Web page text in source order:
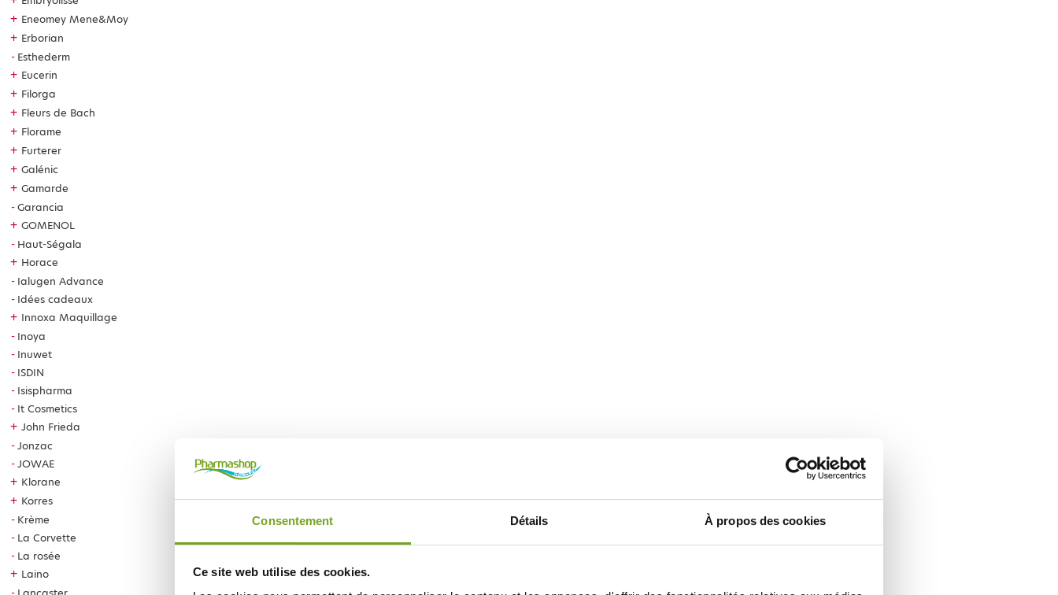
Consentement Détails À propos des cookies
Ce site web utilise des cookies.
+ Eneomey Mene&Moy
+ Erborian
Esthederm
+ Eucerin
+ Filorga
+ Fleurs de Bach
+ Florame
+ Furterer
+ Galénic
+ Gamarde
Garancia
+ GOMENOL
Haut-Ségala
+ Horace
Ialugen Advance
Idées cadeaux
+ Innoxa Maquillage
Inoya
Inuwet
ISDIN
Isispharma
It Cosmetics
+ John Frieda
Jonzac
JOWAE
+ Klorane
+ Korres
Krème
La Corvette
La rosée
+ Laino